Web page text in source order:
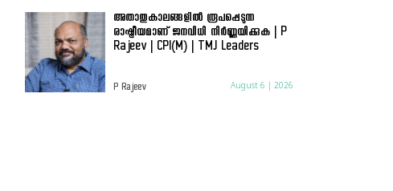
അതാതുകാലങ്ങളിൽ രൂപപ്പെടുന്ന
രാഷ്ട്രീയമാണ് ജനവിധി നിർണ്ണയിക്കുക | P
Rajeev | CPI(M) | TMJ Leaders
P Rajeev August 6 | 2026